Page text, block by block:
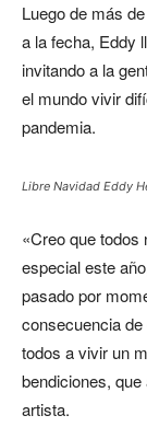
Luego de más
a la fecha, Eddy
invitando a la
el mundo vivir
pandemia.
Libre Navidad Eddy
«Creo que
especial este
pasado por
consecuencia
todos a vivir un
bendiciones,
artista.